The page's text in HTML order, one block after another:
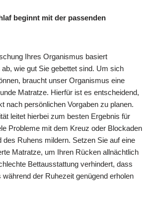
beginnt mit der passenden
Ihres Organismus basiert
wie gut Sie gebettet sind. Um sich
braucht unser Organismus eine
Matratze. Hierfür ist es entscheidend,
nach persönlichen Vorgaben zu planen.
leitet hierbei zum besten Ergebnis für
Probleme mit dem Kreuz oder Blockaden
des Ruhens mildern. Setzen Sie auf eine
Matratze, um Ihren Rücken allnächtlich
Bettausstattung verhindert, dass
der Ruhezeit genügend erholen